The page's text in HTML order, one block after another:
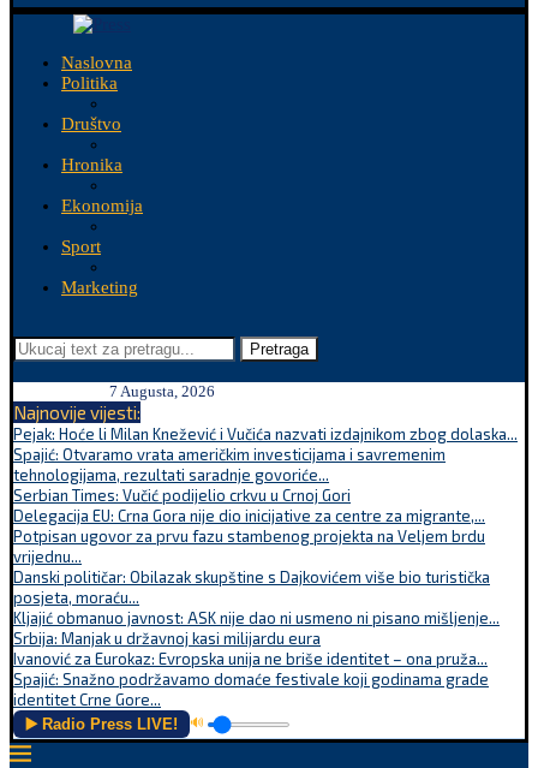
Naslovna
Politika
Društvo
Hronika
Ekonomija
Sport
Marketing
Pretraga
7 Augusta, 2026
Najnovije vijesti:
Pejak: Hoće li Milan Knežević i Vučića nazvati izdajnikom zbog dolaska...
Spajić: Otvaramo vrata američkim investicijama i savremenim
tehnologijama, rezultati saradnje govoriće...
Serbian Times: Vučić podijelio crkvu u Crnoj Gori
Delegacija EU: Crna Gora nije dio inicijative za centre za migrante,...
Potpisan ugovor za prvu fazu stambenog projekta na Veljem brdu
vrijednu...
Danski političar: Obilazak skupštine s Dajkovićem više bio turistička
posjeta, moraću...
Kljajić obmanuo javnost: ASK nije dao ni usmeno ni pisano mišljenje...
Srbija: Manjak u državnoj kasi milijardu eura
Ivanović za Eurokaz: Evropska unija ne briše identitet – ona pruža...
Spajić: Snažno podržavamo domaće festivale koji godinama grade
identitet Crne Gore...
▶️ Radio Press LIVE! 🔊